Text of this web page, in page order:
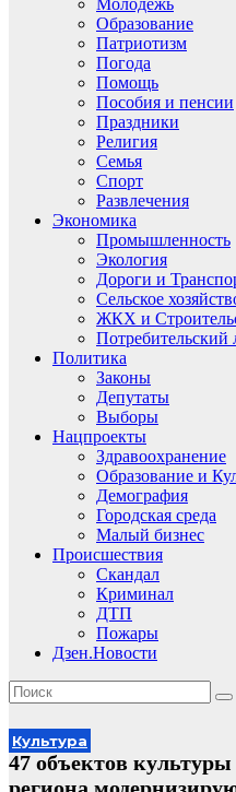
Молодежь
Образование
Патриотизм
Погода
Помощь
Пособия и пенсии
Праздники
Религия
Семья
Спорт
Развлечения
Экономика
Промышленность
Экология
Дороги и
Сельское
ЖКХ и
Потребительский
Политика
Законы
Депутаты
Выборы
Нацпроекты
Здравоохранение
Образование и
Демография
Городская среда
Малый бизнес
Происшествия
Скандал
Криминал
ДТП
Пожары
Дзен.Новости
Культура
47 объектов культуры